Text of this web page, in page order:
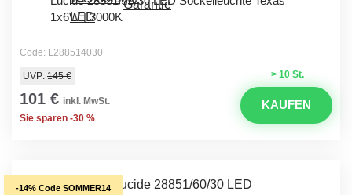
1x6W | 3000K
Code: L288514030
> 10 St.
UVP: 145 €
101 € inkl. MwSt.
Sie sparen -30 %
KAUFEN
-14% Code SOMMER14